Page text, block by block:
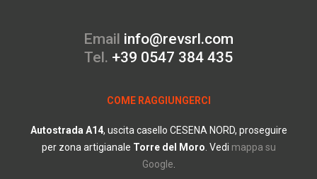
Email info@revsrl.com
Tel. +39 0547 384 435
COME RAGGIUNGERCI
Autostrada A14, uscita casello CESENA NORD, proseguire
per zona artigianale Torre del Moro Vedi mappa su
Google